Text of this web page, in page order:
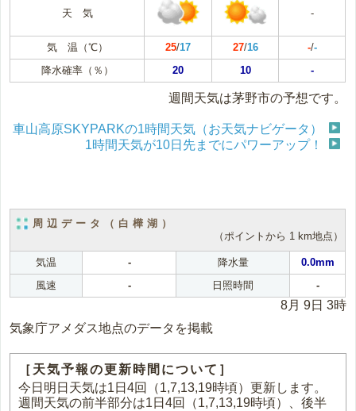
天 気 -
気 温（℃） 25/17 27/16 -/-
降水確率（％）
20 10 -
週間天気は茅野市の予想です。
車山高原SKYPARKの1時間天気（お天気ナビゲータ）
1時間天気が10日先までにパワーアップ！
周辺データ（白樺湖）
（ポイントから 1 km地点）
気温 - 降水量
0.0mm
風速
- 日照時間 -
8月 9日 3時
気象庁アメダス地点のデータを掲載
［天気予報の更新時間について］
今日明日天気は1日4回（1,7,13,19時頃）更新します。
週間天気の前半部分は1日4回（1,7,13,19時頃）、後半